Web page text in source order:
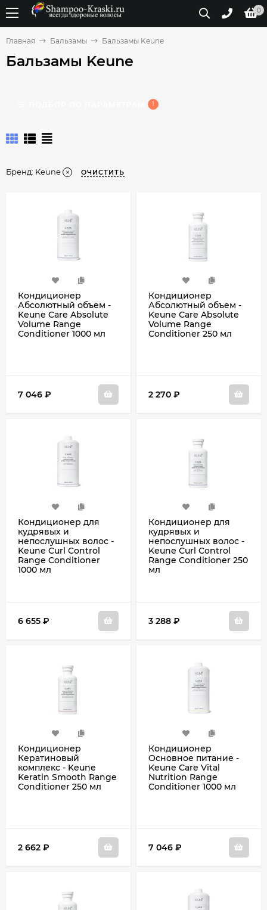
0
Главная Бальзамы Бальзамы Keune
Бальзамы Keune
1
Бренд: Keune ОЧИСТИТЬ
Кондиционер
Абсолютный объем -
Keune Сare Absolute
Volume Range
Conditioner 1000 мл
7 046 ₽
Кондиционер
Абсолютный объем -
Keune Сare Absolute
Volume Range
Conditioner 250 мл
2 270 ₽
Кондиционер для
кудрявых и
непослушных волос -
Keune Curl Control
Range Conditioner
1000 мл
6 655 ₽
Кондиционер для
кудрявых и
непослушных волос -
Keune Curl Control
Range Conditioner 250
мл
3 288 ₽
Кондиционер
Кератиновый
комплекс - Keune
Keratin Smooth Range
Conditioner 250 мл
2 662 ₽
Кондиционер
Основное питание -
Keune Care Vital
Nutrition Range
Conditioner 1000 мл
7 046 ₽